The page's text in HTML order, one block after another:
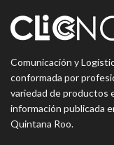
Comunicación y
conformada por
variedad de productos
información publicada
Quintana Roo.